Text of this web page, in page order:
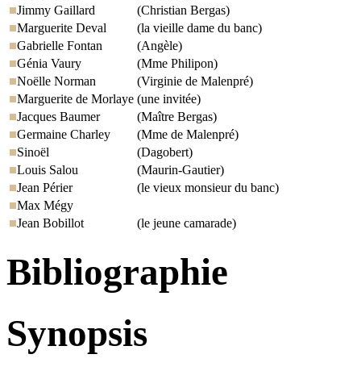
Jimmy Gaillard
(Christian Bergas)
Marguerite Deval
(la vieille dame du banc)
Gabrielle Fontan
(Angèle)
Génia Vaury
(Mme Philipon)
Noëlle Norman
(Virginie de Malenpré)
Marguerite de Morlaye (une invitée)
Jacques Baumer
(Maître Bergas)
Germaine Charley
(Mme de Malenpré)
Sinoël
(Dagobert)
Louis Salou
(Maurin-Gautier)
Jean Périer
(le vieux monsieur du banc)
Max Mégy
Jean Bobillot
(le jeune camarade)
Bibliographie
Synopsis